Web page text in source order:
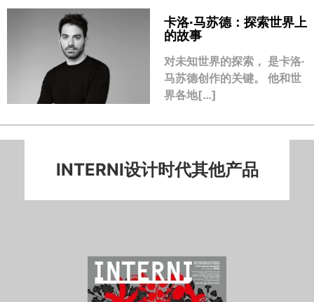
卡洛·马苏德：探索世界上
的故事
对未知世界的探索， 是卡洛·
马苏德创作的关键。 他和世
界各地[…]
INTERNI设计时代其他产品